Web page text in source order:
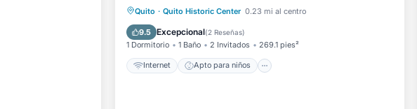
Quito · Quito Historic Center 0.23 mi al centro
9.5 Excepcional(2 Reseñas)
1 Dormitorio 1 Baño 2 Invitados 269.1 pies²
Internet Apto para niños
Transporte/Servicio de traslado
Seguridad/Protección